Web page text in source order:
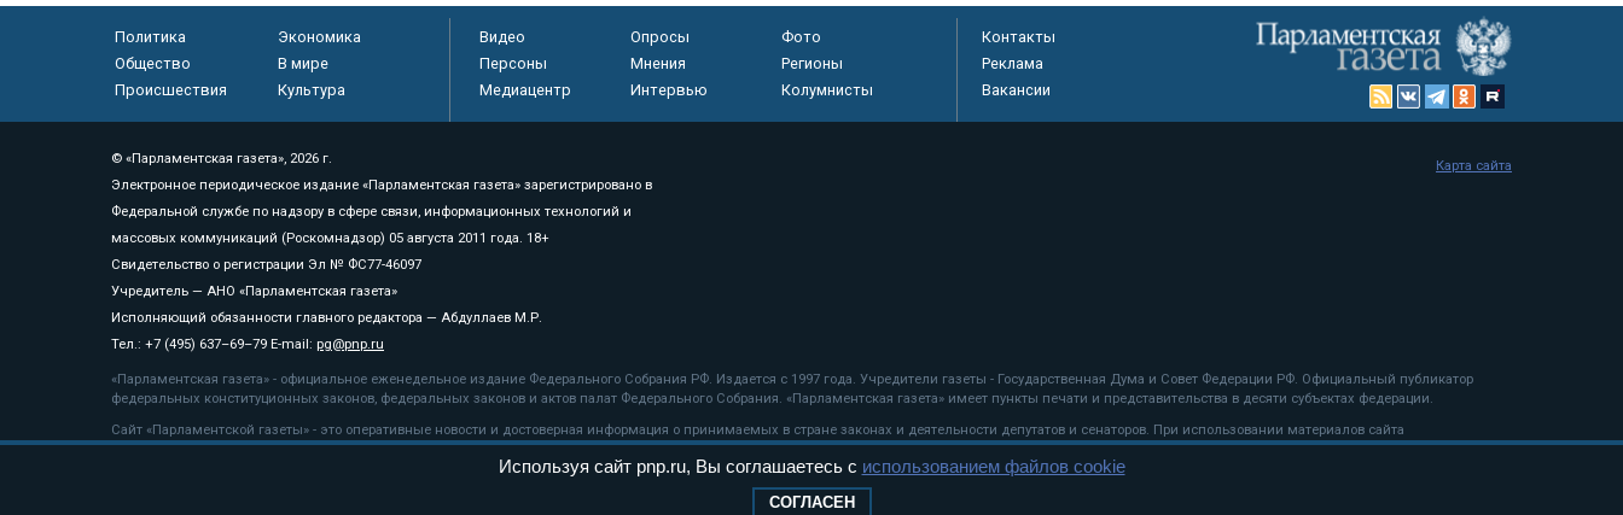
Политика
Экономика
Общество
В мире
Происшествия
Культура
Видео Опросы
Фото
Персоны
Мнения
Регионы
Медиацентр
Интервью Колумнисты
Контакты
Реклама
Вакансии
© «Парламентская газета», 2026 г.
Электронное периодическое издание «Парламентская газета» зарегистрировано в
Федеральной службе по надзору в сфере связи, информационных технологий и
массовых коммуникаций (Роскомнадзор) 05 августа 2011 года. 18+
Свидетельство о регистрации Эл № ФС77-46097
Учредитель — АНО «Парламентская газета»
Исполняющий обязанности главного редактора — Абдуллаев М.Р.
Тел.: +7 (495) 637–69–79 E-mail: pg@pnp.ru
«Парламентская газета» - официальное еженедельное издание Федерального Собрания РФ. Издается с 1997 года. Учредители газеты - Государственная Дума и Совет Федерации РФ. Официальный публикатор
федеральных конституционных законов, федеральных законов и актов палат Федерального Собрания. «Парламентская газета» имеет пункты печати и представительства в десяти субъектах федерации.
Сайт «Парламентской газеты» - это оперативные новости и достоверная информация о принимаемых в стране законах и деятельности депутатов и сенаторов. При использовании материалов сайта
«Парламентской газеты» активная ссылка на pnp.ru обязательна.
рекомендательные технологии
Карта сайта
Используя сайт pnp.ru, Вы соглашаетесь с использованием файлов cookie
СОГЛАСЕН